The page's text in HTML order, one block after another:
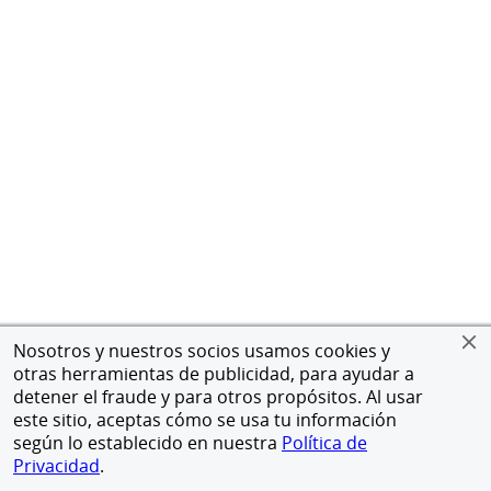
Nosotros y nuestros socios usamos cookies y
otras herramientas de publicidad, para ayudar a
detener el fraude y para otros propósitos. Al usar
este sitio, aceptas cómo se usa tu información
según lo establecido en nuestra Política de
Privacidad.